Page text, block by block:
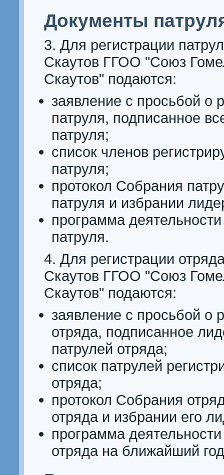
Документы
3. Для регистрации
Скаутов ГГОО "Союз
Скаутов" подаются:
заявление с просьбой о
патруля, подписанное
патруля;
список членов
патруля;
протокол Собрания
патруля и избрании
программа
патруля.
4. Для регистрации
Скаутов ГГОО "Союз
Скаутов" подаются:
заявление с просьбой о
отряда, подписанное
патрулей отряда;
список патрулей
отряда;
протокол Собрания
отряда и избрании его
программа
отряда на ближайший